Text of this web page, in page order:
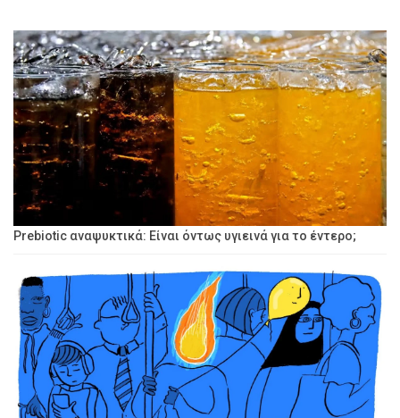
Prebiotic αναψυκτικά: Είναι όντως υγιεινά για το έντερο;